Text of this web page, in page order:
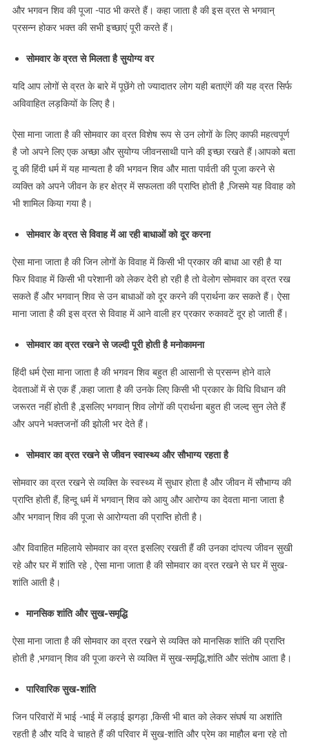
और भगवन शिव की पूजा -पाठ भी करते हैं। कहा जाता है की इस व्रत से भगवान्
प्रसन्न होकर भक्त की सभी इच्छाएं पूरी करते हैं।
सोमवार के व्रत से मिलता है सुयोग्य वर
यदि आप लोगों से व्रत के बारे में पूछेंगे तो ज्यादातर लोग यही बताएंगें की यह व्रत सिर्फ
अविवाहित लड़कियों के लिए है।
ऐसा माना जाता है की सोमवार का व्रत विशेष रूप से उन लोगों के लिए काफी महत्वपूर्ण
है जो अपने लिए एक अच्छा और सुयोग्य जीवनसाथी पाने की इच्छा रखते हैं।आपको बता
दू की हिंदी धर्म में यह मान्यता है की भगवन शिव और माता पार्वती की पूजा करने से
व्यक्ति को अपने जीवन के हर क्षेत्र में सफलता की प्राप्ति होती है ,जिसमे यह विवाह को
भी शामिल किया गया है।
सोमवार के व्रत से विवाह में आ रही बाधाओं को दूर करना
ऐसा माना जाता है की जिन लोगों के विवाह में किसी भी प्रकार की बाधा आ रही है या
फिर विवाह में किसी भी परेशानी को लेकर देरी हो रही है तो वेलोग सोमवार का व्रत रख
सकते हैं और भगवान् शिव से उन बाधाओं को दूर करने की प्रार्थना कर सकते हैं। ऐसा
माना जाता है की इस व्रत से विवाह में आने वाली हर प्रकार रुकावटें दूर हो जाती हैं।
सोमवार का व्रत रखने से जल्दी पूरी होती है मनोकामना
हिंदी धर्म ऐसा माना जाता है की भगवन शिव बहुत ही आसानी से प्रसन्न होने वाले
देवताओं में से एक हैं ,कहा जाता है की उनके लिए किसी भी प्रकार के विधि विधान की
जरूरत नहीं होती है ,इसलिए भगवान् शिव लोगों की प्रार्थना बहुत ही जल्द सुन लेते हैं
और अपने भक्तजनों की झोली भर देते हैं।
सोमवार का व्रत रखने से जीवन स्वास्थ्य और सौभाग्य रहता है
सोमवार का व्रत रखने से व्यक्ति के स्वस्थ्य में सुधार होता है और जीवन में सौभाग्य की
प्राप्ति होती हैं, हिन्दू धर्म में भगवान् शिव को आयु और आरोग्य का देवता माना जाता है
और भगवान् शिव की पूजा से आरोग्यता की प्राप्ति होती है।
और विवाहित महिलाये सोमवार का व्रत इसलिए रखती हैं की उनका दांपत्य जीवन सुखी
रहे और घर में शांति रहे , ऐसा माना जाता है की सोमवार का व्रत रखने से घर में सुख-
शांति आती है।
मानसिक शांति और सुख-समृद्धि
ऐसा माना जाता है की सोमवार का व्रत रखने से व्यक्ति को मानसिक शांति की प्राप्ति
होती है ,भगवान् शिव की पूजा करने से व्यक्ति में सुख-समृद्धि,शांति और संतोष आता है।
पारिवारिक सुख-शांति
जिन परिवारों में भाई -भाई में लड़ाई झगड़ा ,किसी भी बात को लेकर संघर्ष या अशांति
रहती है और यदि वे चाहते हैं की परिवार में सुख-शांति और प्रेम का माहौल बना रहे तो